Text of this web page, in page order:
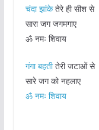
चंदा झांकेतेरे ही सीश से
सारा जग जगमगाए
ॐ नमः शिवाय
गंगा बहतीतेरी जटाओं से
सारे जग को नहलाए
ॐ नमः शिवाय